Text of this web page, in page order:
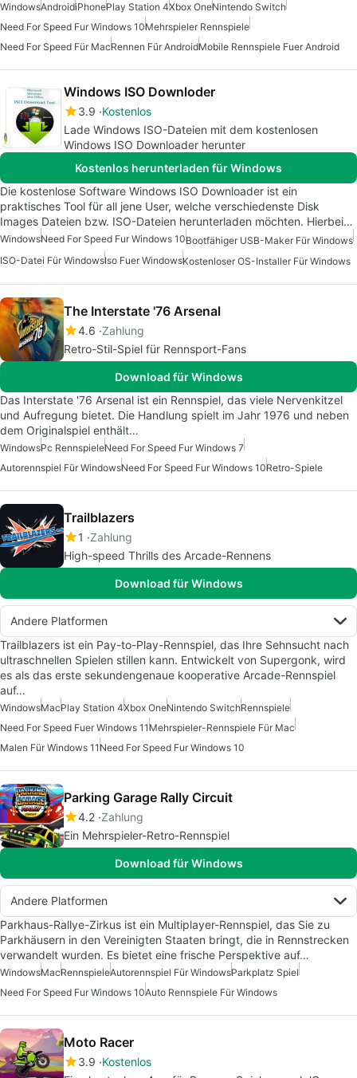
WindowsAndroidiPhonePlay Station 4Xbox OneNintendo Switch
Need For Speed Fur Windows 10Mehrspieler Rennspiele
Need For Speed Für MacRennen Für AndroidMobile Rennspiele Fuer Android
Windows ISO Downloder
3.9 Kostenlos
Lade Windows ISO-Dateien mit dem kostenlosen
Windows ISO Downloader herunter
Kostenlos herunterladen für Windows
Die kostenlose Software Windows ISO Downloader ist ein
praktisches Tool für all jene User, welche verschiedenste Disk
Images Dateien bzw. ISO-Dateien herunterladen möchten. Hierbei…
WindowsNeed For Speed Fur Windows 10Bootfähiger USB-Maker Für Windows
ISO-Datei Für WindowsIso Fuer WindowsKostenloser OS-Installer Für Windows
The Interstate '76 Arsenal
4.6 Zahlung
Retro-Stil-Spiel für Rennsport-Fans
Download für Windows
Das Interstate '76 Arsenal ist ein Rennspiel, das viele Nervenkitzel
und Aufregung bietet. Die Handlung spielt im Jahr 1976 und neben
dem Originalspiel enthält…
WindowsPc RennspieleNeed For Speed Fur Windows 7
Autorennspiel Für WindowsNeed For Speed Fur Windows 10Retro-Spiele
Trailblazers
1
Zahlung
High-speed Thrills des Arcade-Rennens
Download für Windows
Andere Platformen
Trailblazers ist ein Pay-to-Play-Rennspiel, das Ihre Sehnsucht nach
ultraschnellen Spielen stillen kann. Entwickelt von Supergonk, wird
es als das erste sekundengenaue kooperative Arcade-Rennspiel
auf…
WindowsMacPlay Station 4Xbox OneNintendo SwitchRennspiele
Need For Speed Fuer Windows 11 Mehrspieler-Rennspiele Für Mac
Malen Für Windows 11 Need For Speed Fur Windows 10
Parking Garage Rally Circuit
4.2 Zahlung
Ein Mehrspieler-Retro-Rennspiel
Download für Windows
Andere Platformen
Parkhaus-Rallye-Zirkus ist ein Multiplayer-Rennspiel, das Sie zu
Parkhäusern in den Vereinigten Staaten bringt, die in Rennstrecken
verwandelt wurden. Es bietet eine frische Perspektive auf…
WindowsMacRennspieleAutorennspiel Für WindowsParkplatz Spiel
Need For Speed Fur Windows 10Auto Rennspiele Für Windows
Moto Racer
3.9 Kostenlos